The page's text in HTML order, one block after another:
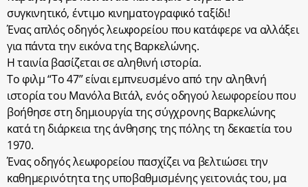
συγκινητικό, έντιμο κινηματογραφικό ταξίδι!
Ένας απλός οδηγός λεωφορείου που κατάφερε να αλλάξει
για πάντα την εικόνα της Βαρκελώνης.
Η ταινία βασίζεται σε αληθινή ιστορία.
Το φιλμ “Το 47” είναι εμπνευσμένο από την αληθινή
ιστορία του Μανόλα Βιτάλ, ενός οδηγού λεωφορείου που
βοήθησε στη δημιουργία της σύγχρονης Βαρκελώνης
κατά τη διάρκεια της άνθησης της πόλης τη δεκαετία του
1970.
Ένας οδηγός λεωφορείου πασχίζει να βελτιώσει την
καθημερινότητα της υποβαθμισμένης γειτονιάς του, μα